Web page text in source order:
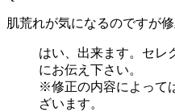
肌荒れが気になるのですが
はい、出来ます。セレ
にお伝え下さい。
※修正の内容によって
ざいます。